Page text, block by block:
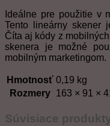
Ideálne pre použitie v
Tento lineárny skener
Číta aj kódy z
skenera je možné
mobilným marketingom.
Hmotnosť 0,19 kg
Rozmery 163 × 91 ×
Súvisiace